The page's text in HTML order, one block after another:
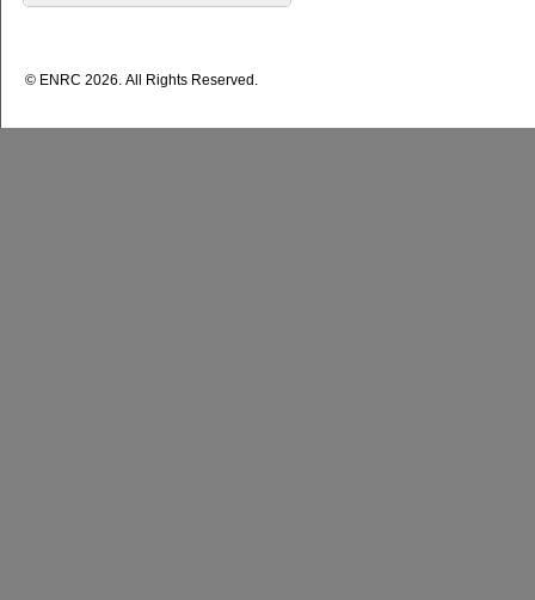
© ENRС 2026. All Rights Reserved.